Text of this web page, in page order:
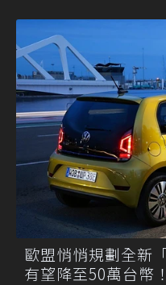
歐盟悄悄規劃全新
有望降至50萬台幣！